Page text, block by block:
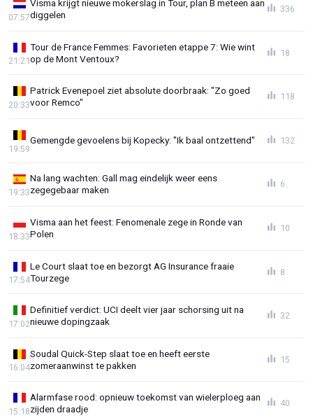
Visma krijgt nieuwe mokerslag in Tour, plan B meteen aan
diggelen
07:57
336
Tour de France Femmes: Favorieten etappe 7: Wie wint
op de Mont Ventoux?
21:21
18
Patrick Evenepoel ziet absolute doorbraak: "Zo goed
voor Remco"
20:33
118
Gemengde gevoelens bij Kopecky: "Ik baal ontzettend"
19:59
132
Na lang wachten: Gall mag eindelijk weer eens
zegegebaar maken
19:33
6
Visma aan het feest: Fenomenale zege in Ronde van
Polen
18:33
10
Le Court slaat toe en bezorgt AG Insurance fraaie
Tourzege
17:54
8
Definitief verdict: UCI deelt vier jaar schorsing uit na
nieuwe dopingzaak
17:02
32
Soudal Quick-Step slaat toe en heeft eerste
zomeraanwinst te pakken
16:04
15
Alarmfase rood: opnieuw toekomst van wielerploeg aan
zijden draadje
15:18
40